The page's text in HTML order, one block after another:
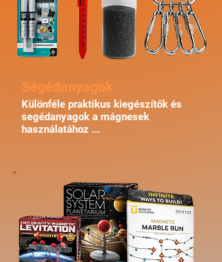
Különféle praktikus kiegészítők és
segédanyagok a mágnesek
használatához ...
Segédanyagok